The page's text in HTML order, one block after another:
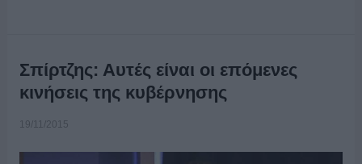
Σπίρτζης: Αυτές είναι οι επόμενες
κινήσεις της κυβέρνησης
19/11/2015